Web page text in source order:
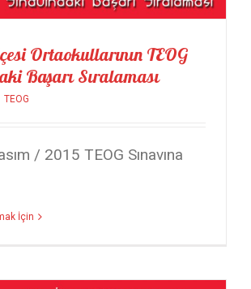
Ortaokullarının TEOG
Başarı Sıralaması
TEOG
/ 2015 TEOG Sınavına
İçin